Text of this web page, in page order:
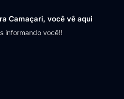
Camaçari, você vê aqui
informando você!!